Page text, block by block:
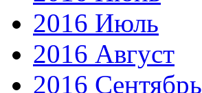
2016 Июль
2016 Август
2016 Сентябрь